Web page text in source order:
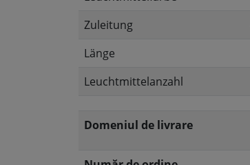
Zuleitung
Länge
Leuchtmittelanzahl
Domeniul de livrare